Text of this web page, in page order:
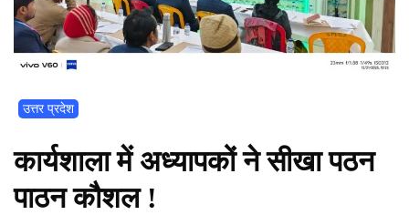
उत्तर प्रदेश
कार्यशाला में अध्यापकों ने सीखा पठन
पाठन कौशल !